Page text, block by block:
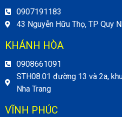
0907191183
43 Nguyễn Hữu Thọ, TP Quy
KHÁNH HÒA
0908661091
STH08.01 đường 13 và 2a,
Nha Trang
VĨNH PHÚC